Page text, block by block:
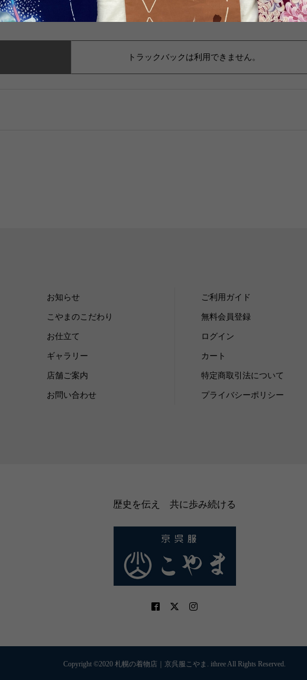
トラックバックは利用できません。
お知らせ
こやまのこだわり
お仕立て
ギャラリー
店舗ご案内
お問い合わせ
ご利用ガイド
無料会員登録
ログイン
カート
特定商取引法について
プライバシーポリシー
歴史を伝え 共に歩み続ける
Copyright ©2020 札幌の着物店｜京呉服こやま. ithree All Rights Reserved.